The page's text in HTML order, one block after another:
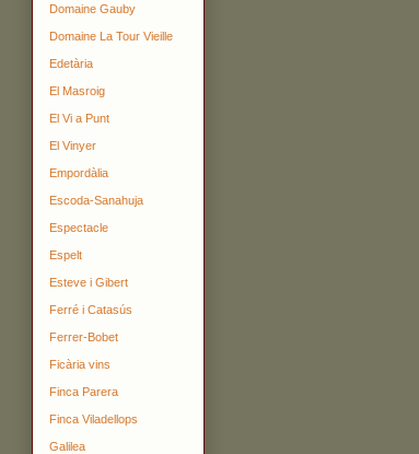
Domaine Gauby
Domaine La Tour Vieille
Edetària
El Masroig
El Vi a Punt
El Vinyer
Empordàlia
Escoda-Sanahuja
Espectacle
Espelt
Esteve i Gibert
Ferré i Catasús
Ferrer-Bobet
Ficària vins
Finca Parera
Finca Viladellops
Galilea